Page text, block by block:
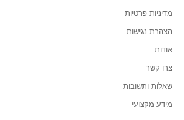
מדיניות פרטיות
הצהרת נגישות
אודות
צרו קשר
שאלות ותשובות
מידע מקצועי